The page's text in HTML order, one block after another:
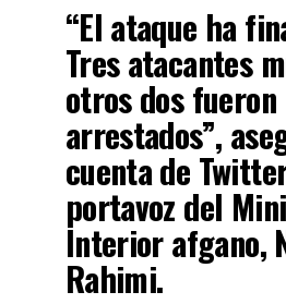
“El ataque ha
Tres atacantes
otros dos fueron
arrestados”,
cuenta de
portavoz del
Interior afgano,
Rahimi.